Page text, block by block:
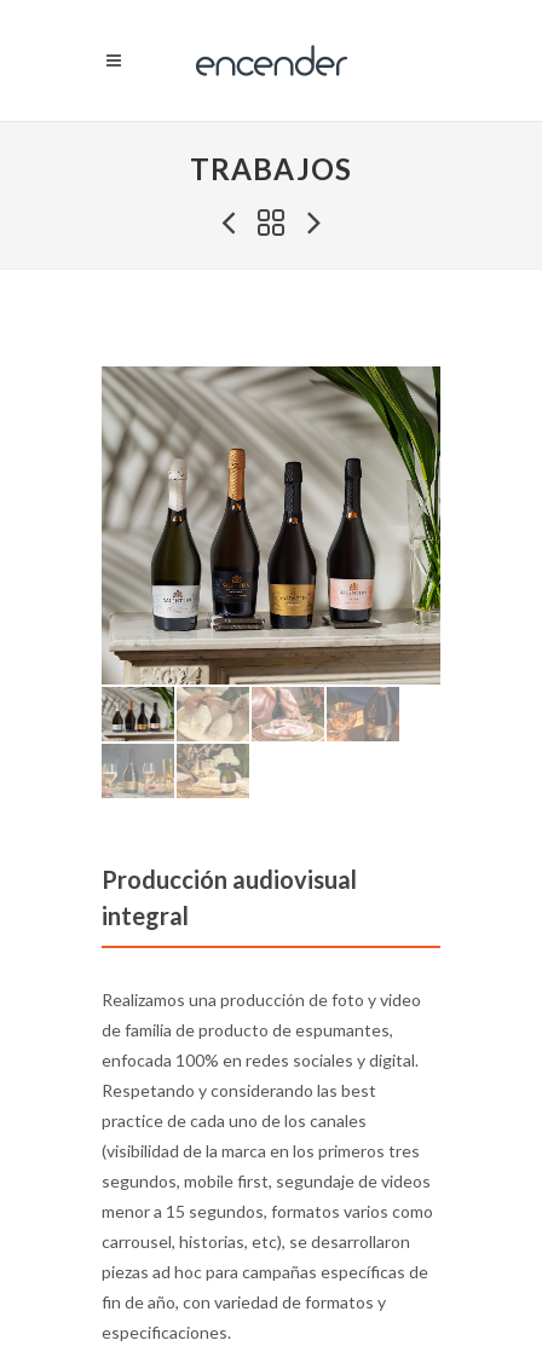
TRABAJOS
Producción audiovisual
integral
Realizamos una producción de foto y video
de familia de producto de espumantes,
enfocada 100% en redes sociales y digital.
Respetando y considerando las best
practice de cada uno de los canales
(visibilidad de la marca en los primeros tres
segundos, mobile first, segundaje de videos
menor a 15 segundos, formatos varios como
carrousel, historias, etc), se desarrollaron
piezas ad hoc para campañas específicas de
fin de año, con variedad de formatos y
especificaciones.